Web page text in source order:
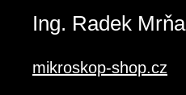
Ing. Radek Mrňa
mikroskop-shop.cz